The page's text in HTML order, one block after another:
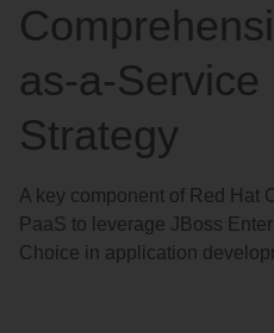
as-a-Service
Strategy
A key component of Red Hat
PaaS to leverage JBoss
Choice in application